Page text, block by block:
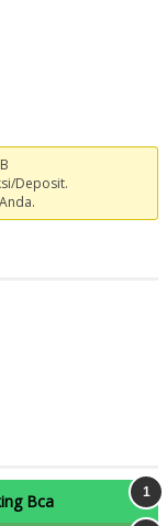
Deposit.
Bca